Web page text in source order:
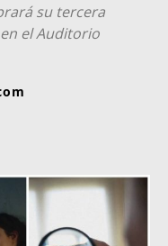
su tercera
el Auditorio